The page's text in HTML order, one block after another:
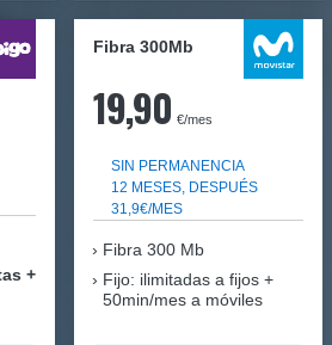
+
Fibra 300Mb
19,90 €/mes
SIN PERMANENCIA
12 MESES, DESPUÉS
31,9€/MES
Fibra 300 Mb
Fijo: ilimitadas a fijos +
50min/mes a móviles